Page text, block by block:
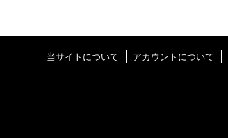
当サイトについて アカウントについて